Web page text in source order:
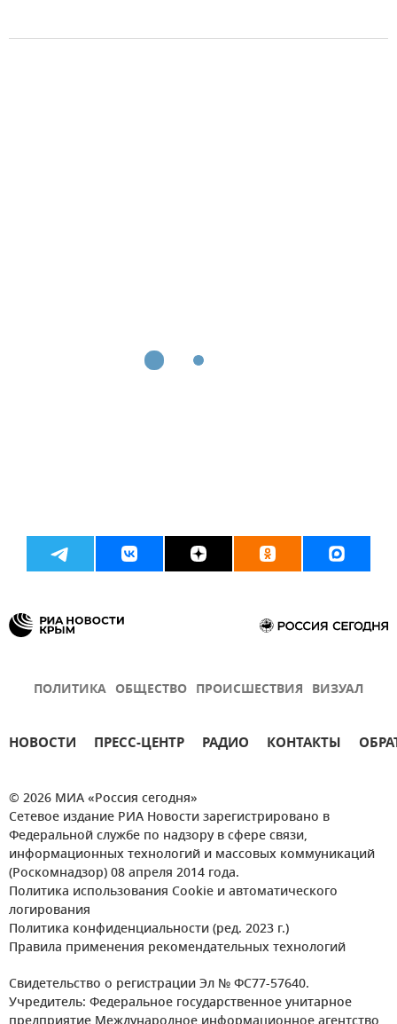
ПОЛИТИКА ОБЩЕСТВО ПРОИСШЕСТВИЯ ВИЗУАЛ
НОВОСТИ ПРЕСС-ЦЕНТР РАДИО КОНТАКТЫ
© 2026 МИА «Россия сегодня»
Сетевое издание РИА Новости зарегистрировано в
Федеральной службе по надзору в сфере связи,
информационных технологий и массовых коммуникаций
(Роскомнадзор) 08 апреля 2014 года.
Политика использования Cookie и автоматического
логирования
Политика конфиденциальности (ред. 2023 г.)
Правила применения рекомендательных технологий
Свидетельство о регистрации Эл № ФС77-57640.
Учредитель: Федеральное государственное унитарное